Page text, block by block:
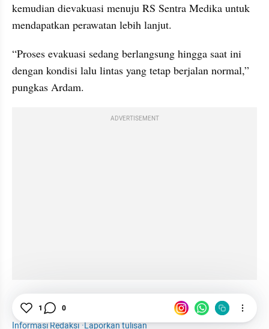
kemudian dievakuasi menuju RS Sentra Medika untuk
mendapatkan perawatan lebih lanjut.
“Proses evakuasi sedang berlangsung hingga saat ini
dengan kondisi lalu lintas yang tetap berjalan normal,”
pungkas Ardam.
ADVERTISEMENT
News Tol Cipali
Kecelakaan
Informasi Redaksi·Laporkan tulisan
1 0